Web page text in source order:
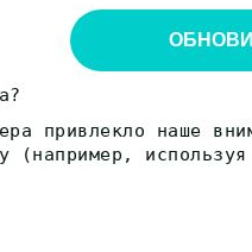
привлекло наше
(например,